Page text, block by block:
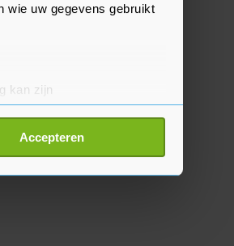
wie uw gegevens gebruikt
kan zijn
detailgedeelte
cookiepagina kun je
Accepteren